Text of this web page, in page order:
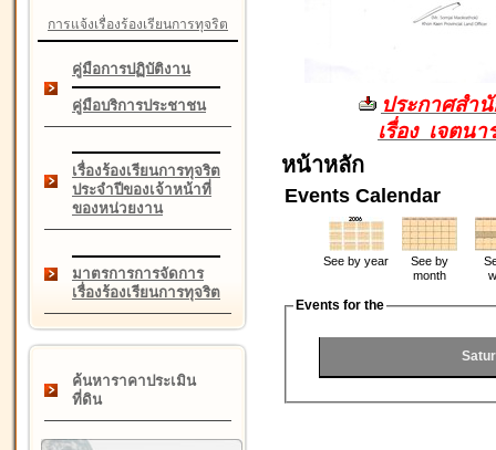
การแจ้งเรื่องร้องเรียนการทุจริต
คู่มือการปฏิบัติงาน
คู่มือบริการประชาชน
เรื่องร้องเรียนการทุจริต
ประจำปีของเจ้าหน้าที่
ของหน่วยงาน
มาตรการการจัดการ
เรื่องร้องเรียนการทุจริต
ค้นหาราคาประเมิน
ที่ดิน
ประกาศสำ
เรื่อง เจตน
หน้าหลัก
Events Calendar
See by year
See by
month
Events for the